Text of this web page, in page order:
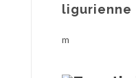
ligurienne
m